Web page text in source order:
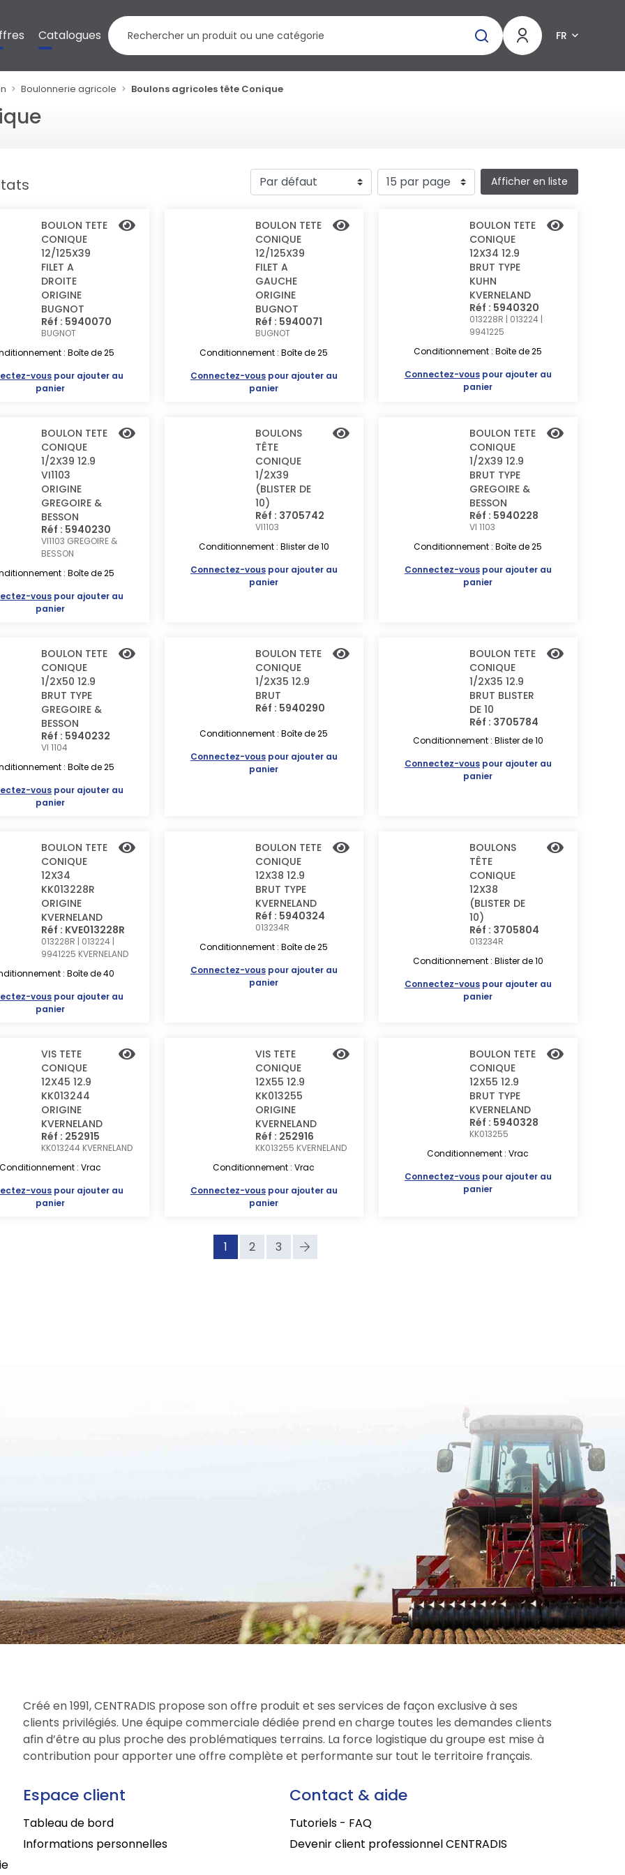
Catalogues FR
Boulonnerie agricole Boulons agricoles tête Conique
Afficher en liste
BOULON TETE
CONIQUE
12/125X39
FILET A
DROITE
ORIGINE
BUGNOT
Réf : 5940070
BUGNOT
: Boîte de 25
vous pour ajouter au
panier
BOULON TETE
CONIQUE
12/125X39
FILET A
GAUCHE
ORIGINE
BUGNOT
Réf : 5940071
BUGNOT
Conditionnement : Boîte de 25
Connectez-vouspour ajouter au
panier
BOULON TETE
CONIQUE
12X34 12.9
BRUT TYPE
KUHN
KVERNELAND
Réf : 5940320
013228R | 013224 |
9941225
Conditionnement : Boîte de 25
Connectez-vouspour ajouter au
panier
BOULON TETE
CONIQUE
1/2X39 12.9
VI1103
ORIGINE
GREGOIRE &
BESSON
Réf : 5940230
VI1103 GREGOIRE &
BESSON
: Boîte de 25
vous pour ajouter au
panier
BOULONS
TÊTE
CONIQUE
1/2X39
(BLISTER DE
10)
Réf : 3705742
VI1103
Conditionnement : Blister de 10
Connectez-vouspour ajouter au
panier
BOULON TETE
CONIQUE
1/2X39 12.9
BRUT TYPE
GREGOIRE &
BESSON
Réf : 5940228
VI 1103
Conditionnement : Boîte de 25
Connectez-vouspour ajouter au
panier
BOULON TETE
CONIQUE
1/2X50 12.9
BRUT TYPE
GREGOIRE &
BESSON
Réf : 5940232
VI 1104
: Boîte de 25
vous pour ajouter au
panier
BOULON TETE
CONIQUE
1/2X35 12.9
BRUT
Réf : 5940290
Conditionnement : Boîte de 25
Connectez-vouspour ajouter au
panier
BOULON TETE
CONIQUE
1/2X35 12.9
BRUT BLISTER
DE 10
Réf : 3705784
Conditionnement : Blister de 10
Connectez-vouspour ajouter au
panier
BOULON TETE
CONIQUE
12X34
KK013228R
ORIGINE
KVERNELAND
Réf : KVE013228R
013228R | 013224 |
9941225 KVERNELAND
: Boîte de 40
vous pour ajouter au
panier
BOULON TETE
CONIQUE
12X38 12.9
BRUT TYPE
KVERNELAND
Réf : 5940324
013234R
Conditionnement : Boîte de 25
Connectez-vouspour ajouter au
panier
BOULONS
TÊTE
CONIQUE
12X38
(BLISTER DE
10)
Réf : 3705804
013234R
Conditionnement : Blister de 10
Connectez-vouspour ajouter au
panier
VIS TETE
CONIQUE
12X45 12.9
KK013244
ORIGINE
KVERNELAND
Réf : 252915
KK013244 KVERNELAND
Conditionnement : Vrac
vous pour ajouter au
panier
VIS TETE
CONIQUE
12X55 12.9
KK013255
ORIGINE
KVERNELAND
Réf : 252916
KK013255 KVERNELAND
Conditionnement : Vrac
Connectez-vouspour ajouter au
panier
BOULON TETE
CONIQUE
12X55 12.9
BRUT TYPE
KVERNELAND
Réf : 5940328
KK013255
Conditionnement : Vrac
Connectez-vouspour ajouter au
panier
1 2 3
Créé en 1991, CENTRADIS propose son offre produit et ses services de façon exclusive à ses
clients privilégiés. Une équipe commerciale dédiée prend en charge toutes les demandes clients
afin d’être au plus proche des problématiques terrains. La force logistique du groupe est mise à
contribution pour apporter une offre complète et performante sur tout le territoire français.
Espace client
Tableau de bord
Informations personnelles
Contact & aide
Tutoriels - FAQ
Devenir client professionnel CENTRADIS